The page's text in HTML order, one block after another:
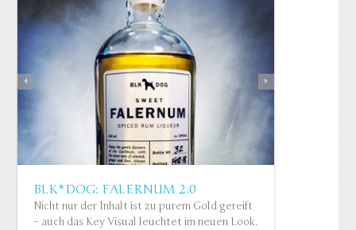
BLK*DOG: FALERNUM 2.0
Nicht nur der Inhalt ist zu purem Gold gereift
– auch das Key Visual leuchtet im neuen Look.
»81,6 KG« FOOD-ART-BOOK
„Lebensmittel bewusster konsumieren“ – so
lautet die Botschaft des Kunst-Koch-Buches